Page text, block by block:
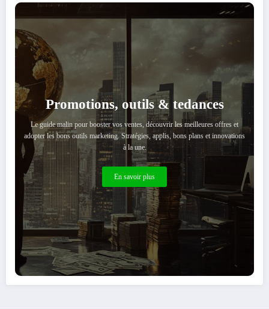
Promotions, outils & tedances
Le guide malin pour booster vos ventes, découvrir les meilleures offres et
adopter les bons outils marketing. Stratégies, applis, bons plans et innovations
à la une.
En savoir plus